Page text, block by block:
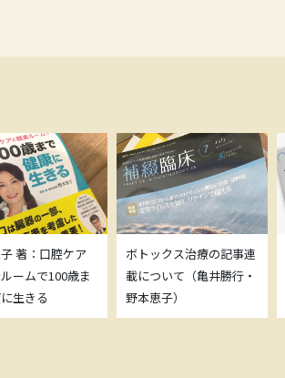
著：口腔ケア
ームで100歳ま
生きる
ボトックス治療の記事連
載について（亀井勝行・
野本恵子）